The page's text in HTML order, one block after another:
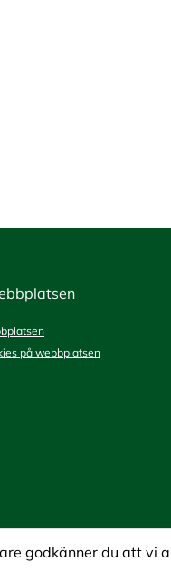
på webbplatsen
godkänner du att vi